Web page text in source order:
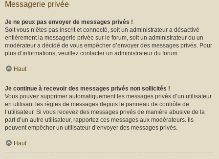
Messagerie privée
Je ne peux pas envoyer de messages privés !
Soit vous n’êtes pas inscrit et connecté, soit un administrateur a désactivé
entièrement la messagerie privée sur le forum, soit un administrateur ou un
modérateur a décidé de vous empêcher d’envoyer des messages privés. Pour
plus d’informations, veuillez contacter un administrateur du forum.
Haut
Je continue à recevoir des messages privés non sollicités !
Vous pouvez supprimer automatiquement les messages privés d’un utilisateur
en utilisant les règles de messages depuis le panneau de contrôle de
l’utilisateur. Si vous recevez des messages privés de manière abusive de la
part d’un autre utilisateur, rapportez ces messages aux modérateurs. Ils
peuvent empêcher un utilisateur d’envoyer des messages privés.
Haut